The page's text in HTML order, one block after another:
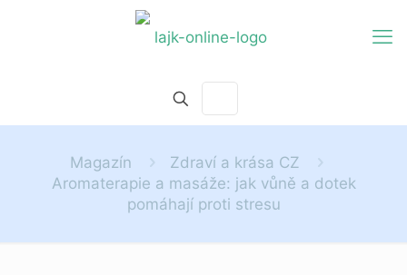
Magazín
Zdraví a krása CZ
Aromaterapie a masáže: jak vůně a dotek
pomáhají proti stresu